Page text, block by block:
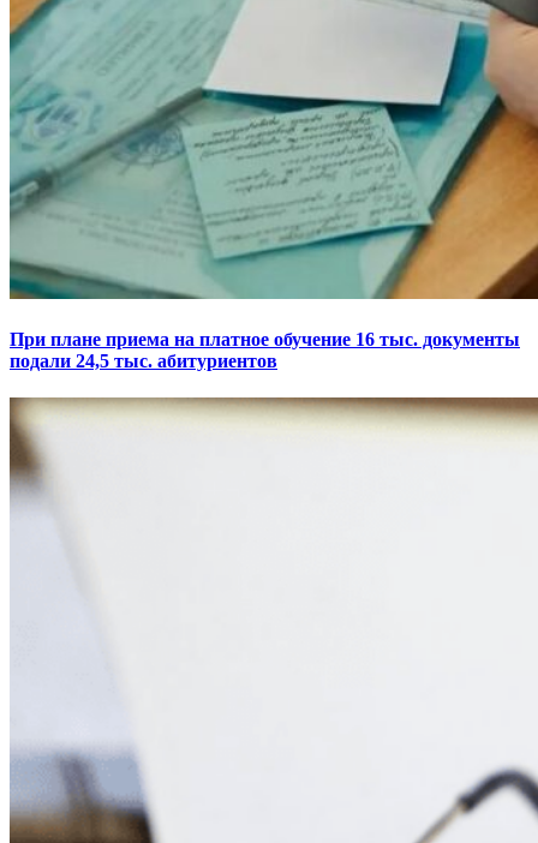
При плане приема на платное обучение 16 тыс. документы
подали 24,5 тыс. абитуриентов